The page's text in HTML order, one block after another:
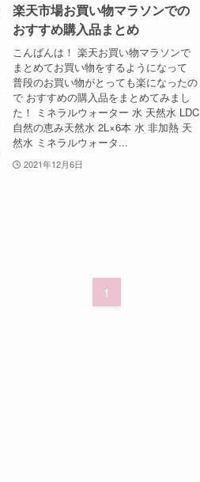
楽天市場お買い物マラソンでの
おすすめ購入品まとめ
こんばんは！ 楽天お買い物マラソンで
まとめてお買い物をするようになって
普段のお買い物がとっても楽になったの
で おすすめの購入品をまとめてみまし
た！ ミネラルウォーター 水 天然水 LDC
自然の恵み天然水 2L×6本 水 非加熱 天
然水 ミネラルウォータ...
2021年12月6日
1